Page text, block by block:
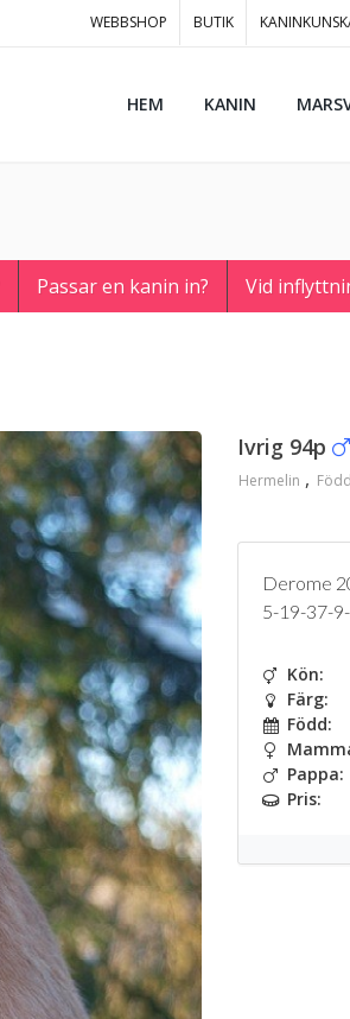
WEBBSHOP BUTIK
HEM KANIN
Passar en kanin in? Vid
Ivrig 94p
Hermelin
Derome
5-19-37-
Kön:
Färg:
Född:
Pappa:
Pris: